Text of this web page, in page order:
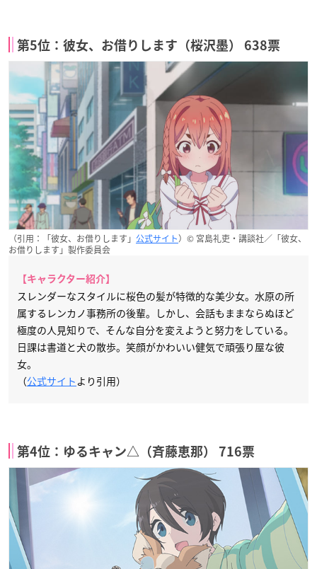
第5位：彼女、お借りします（桜沢墨） 638票
（引用：「彼女、お借りします」 公式サイト）© 宮島礼吏・講談社／「彼女、
お借りします」製作委員会
【キャラクター紹介】
スレンダーなスタイルに桜色の髪が特徴的な美少女。水原の所
属するレンカノ事務所の後輩。しかし、会話もままならぬほど
極度の人見知りで、そんな自分を変えようと努力をしている。
日課は書道と犬の散歩。笑顔がかわいい健気で頑張り屋な彼
女。
（公式サイト より引用）
第4位：ゆるキャン△（斉藤恵那） 716票